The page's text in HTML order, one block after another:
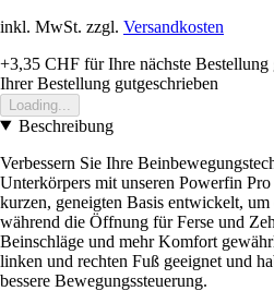
inkl. MwSt. zzgl. Versandkosten
+3,35 CHF für Ihre nächste Bestellung
Ihrer Bestellung gutgeschrieben
Loading...
Beschreibung
Verbessern Sie Ihre
Unterkörpers mit unseren Powerfin
kurzen, geneigten Basis entwickelt,
während die Öffnung für Ferse und
Beinschläge und mehr Komfort
linken und rechten Fuß geeignet und
bessere Bewegungssteuerung.